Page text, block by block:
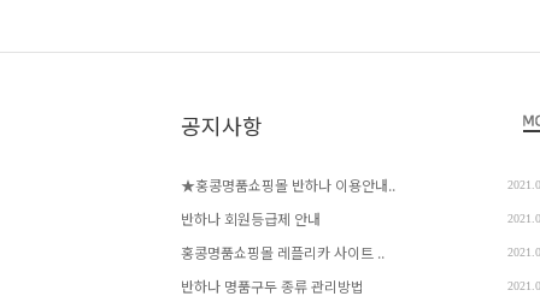
공지사항
★홍콩명품쇼핑몰 반하나 이용안내..
반하나 회원등급제 안내
홍콩명품쇼핑몰 레플리카 사이트 ..
반하나 명품구두 종류 관리방법